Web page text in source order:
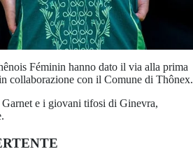
Féminin hanno dato il via alla prima
collaborazione con il Comune di Thônex.
e i giovani tifosi di Ginevra,